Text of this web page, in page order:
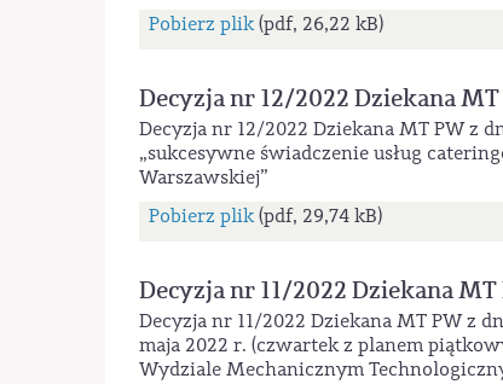
Pobierz plik(pdf, 26,22 kB)
Decyzja nr 12/2022 Dziekana MT
Decyzja nr 12/2022 Dziekana MT PW z
„sukcesywne świadczenie usług
Warszawskiej”
Pobierz plik(pdf, 29,74 kB)
Decyzja nr 11/2022 Dziekana MT
Decyzja nr 11/2022 Dziekana MT PW z
maja 2022 r. (czwartek z planem
Wydziale Mechanicznym